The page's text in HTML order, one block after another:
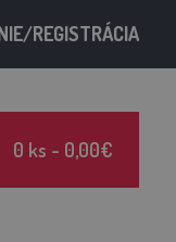
REGISTRÁCIA
0 ks - 0,00€